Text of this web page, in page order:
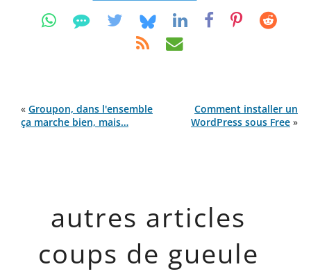
« Groupon, dans l'ensemble
ça marche bien, mais…
Comment installer un
WordPress sous Free »
autres articles
coups de gueule